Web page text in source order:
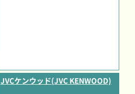
JVCケンウッド(JVC KENWOOD)